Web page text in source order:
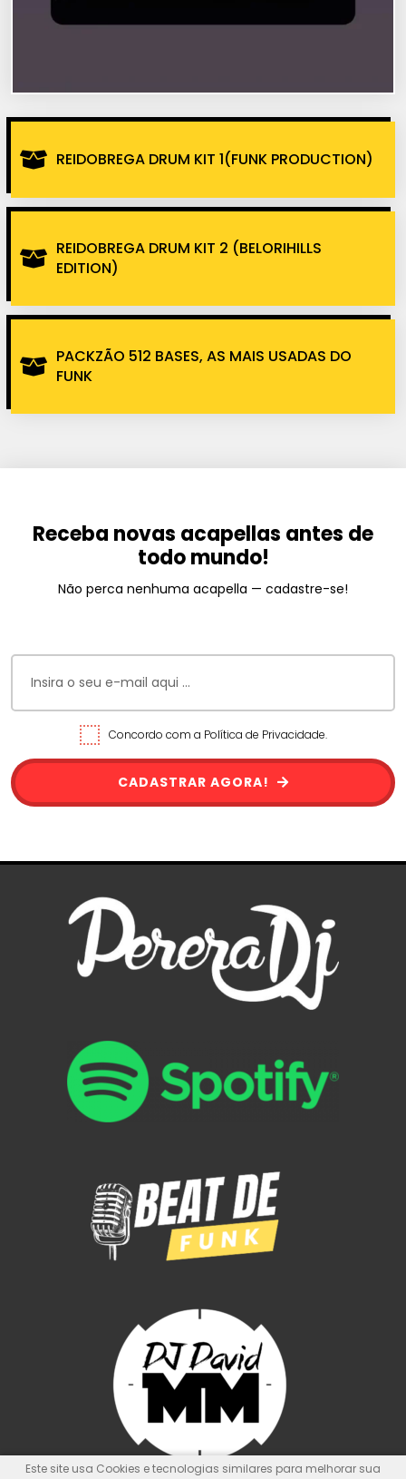
REIDOBREGA DRUM KIT 1(FUNK PRODUCTION)
REIDOBREGA DRUM KIT 2 (BELORIHILLS
EDITION)
PACKZÃO 512 BASES, AS MAIS USADAS DO
FUNK
Receba novas acapellas antes de
todo mundo!
Não perca nenhuma acapella — cadastre-se!
Concordo com a Política de Privacidade.
CADASTRAR AGORA!
Este site usa Cookies e tecnologias similares para melhorar sua